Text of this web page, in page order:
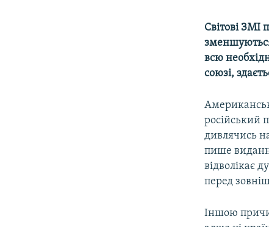
Світові ЗМІ
всю
союзі,
російський
дивлячись
пише
відволікає
перед
Іншою